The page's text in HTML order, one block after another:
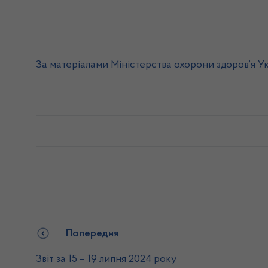
За матеріалами Міністерства охорони здоров’я
Попередня
Звіт за 15 – 19 липня 2024 року